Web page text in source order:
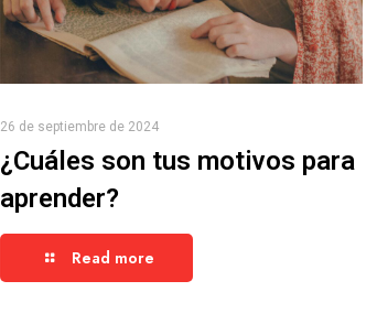
26 de septiembre de 2024
¿Cuáles son tus motivos para
aprender?
Read more